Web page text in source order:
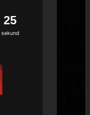
sekund
23
4